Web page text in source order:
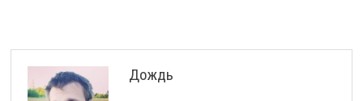
Дождь